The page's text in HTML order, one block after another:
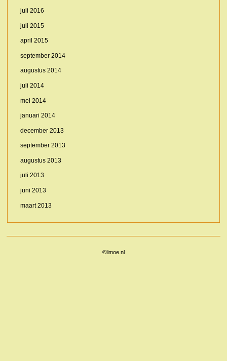
juli 2016
juli 2015
april 2015
september 2014
augustus 2014
juli 2014
mei 2014
januari 2014
december 2013
september 2013
augustus 2013
juli 2013
juni 2013
maart 2013
©limoe.nl